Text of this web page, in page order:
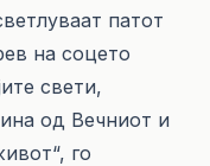
патот
на соцето
свети,
од Вечниот и
го